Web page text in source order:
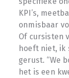
KPI’s,
onmisbaar
Of cursisten
hoeft niet, ik
gerust. “We
het is een